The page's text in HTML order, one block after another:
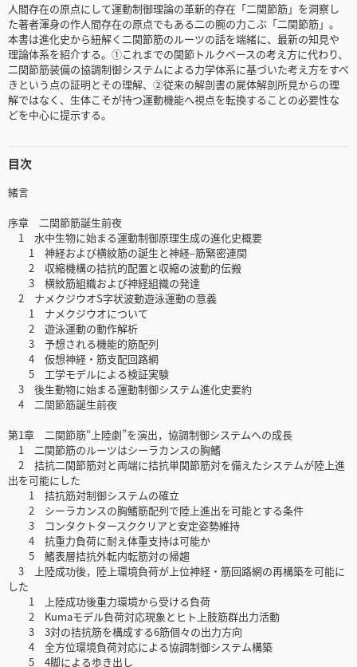
人間存在の原点にして運動制御理論の革新的存在「二関節筋」を洞察し
た著者渾身の作人間存在の原点でもある二の腕の力こぶ「二関節筋」。
本書は進化史から紐解く二関節筋のルーツの話を端緒に、最新の知見や
理論体系を紹介する。①これまでの関節トルクベースの考え方に代わり、
二関節筋装備の協調制御システムによる力学体系に基づいた考え方をすべ
きという点の証明とその理解、②従来の解剖書の屍体解剖所見からの理
解ではなく、生体こそが持つ運動機能へ視点を転換することの必要性な
どを中心に提示する。
目次
緒言
序章 二関節筋誕生前夜
1 水中生物に始まる運動制御原理生成の進化史概要
1 神経および横紋筋の誕生と神経‒筋緊密連関
2 収縮機構の拮抗的配置と収縮の波動的伝搬
3 横紋筋組織および神経組織の発達
2 ナメクジウオS字状波動遊泳運動の意義
1 ナメクジウオについて
2 遊泳運動の動作解析
3 予想される機能的筋配列
4 仮想神経・筋支配回路網
5 工学モデルによる検証実験
3 後生動物に始まる運動制御システム進化史要約
4 二関節筋誕生前夜
第1章 二関節筋“上陸劇”を演出，協調制御システムへの成長
1 二関節筋のルーツはシーラカンスの胸鰭
2 拮抗二関節筋対と両端に拮抗単関節筋対を備えたシステムが陸上進
出を可能にした
1 拮抗筋対制御システムの確立
2 シーラカンスの胸鰭筋配列で陸上進出を可能とする条件
3 コンタクトタースククリアと安定姿勢維持
4 抗重力負荷に耐え体重支持は可能か
5 鰭表層拮抗外転内転筋対の帰趨
3 上陸成功後，陸上環境負荷が上位神経・筋回路網の再構築を可能に
した
1 上陸成功後重力環境から受ける負荷
2 Kumaモデル負荷対応現象とヒト上肢筋群出力活動
3 3対の拮抗筋を構成する6筋個々の出力方向
4 全方位環境負荷対応による協調制御システム構築
5 4脚による歩き出し